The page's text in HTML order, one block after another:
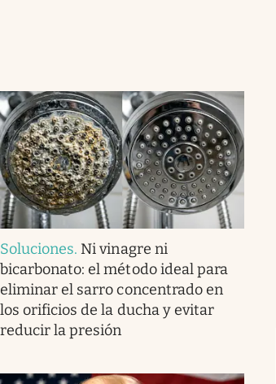
Soluciones. Ni vinagre ni
bicarbonato: el método ideal para
eliminar el sarro concentrado en
los orificios de la ducha y evitar
reducir la presión